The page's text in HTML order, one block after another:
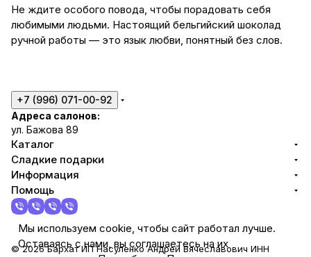
Не ждите особого повода, чтобы порадовать себя
любимыми людьми. Настоящий бельгийский шоколад
ручной работы — это язык любви, понятный без слов.
+7 (996) 071-00-92
Адреса салонов:
ул. Бажова 89
Каталог
Сладкие подарки
Информация
Помощь
© 2026 Бархат ИП Насуленко Андрей Вячеславович ИНН
Мы используем cookie, чтобы сайт работал лучше.
Оставаясь с нами, вы соглашаетесь на их